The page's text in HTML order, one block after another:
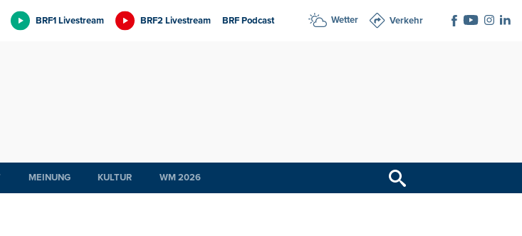
BRF1 Livestream BRF2 Livestream BRF Podcast Wetter Verkehr
MEINUNG KULTUR WM 2026